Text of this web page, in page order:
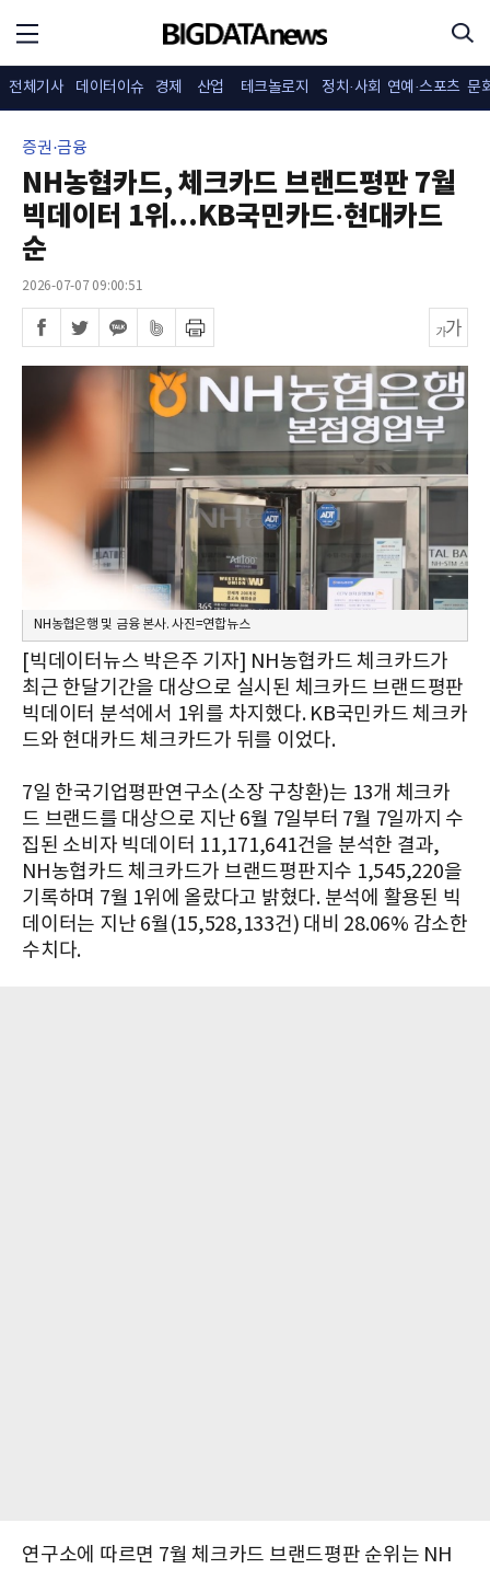
전체기사 데이터이슈 경제 산업 테크놀로지 정치·사회 연예·스포츠 문
증권·금융
NH농협카드, 체크카드 브랜드평판 7월
빅데이터 1위...KB국민카드·현대카드
순
2026-07-07 09:00:51
NH농협은행 및 금융 본사. 사진=연합뉴스
[빅데이터뉴스 박은주 기자] NH농협카드 체크카드가
최근 한달기간을 대상으로 실시된 체크카드 브랜드평판
빅데이터 분석에서 1위를 차지했다. KB국민카드 체크카
드와 현대카드 체크카드가 뒤를 이었다.
7일 한국기업평판연구소(소장 구창환)는 13개 체크카
드 브랜드를 대상으로 지난 6월 7일부터 7월 7일까지 수
집된 소비자 빅데이터 11,171,641건을 분석한 결과,
NH농협카드 체크카드가 브랜드평판지수 1,545,220을
기록하며 7월 1위에 올랐다고 밝혔다. 분석에 활용된 빅
데이터는 지난 6월(15,528,133건) 대비 28.06% 감소한
수치다.
연구소에 따르면 7월 체크카드 브랜드평판 순위는 NH